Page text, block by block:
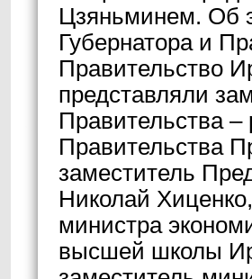
Цзяньминем. Об
Губернатора и
Правительство
представляли
Правительства –
Правительства
заместитель
Николай
министра
высшей школы